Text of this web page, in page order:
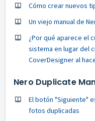
Cómo crear nuevos
Un viejo manual de
¿Por qué aparece el
sistema en lugar del
CoverDesigner al
Nero Duplicate
El botón "Siguiente"
fotos duplicadas